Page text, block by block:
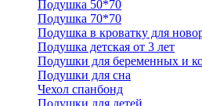
Подушка 50*70
Подушка 70*70
Подушка в кроватку для
Подушка детская от 3 лет
Подушки для беременных и
Подушки для сна
Чехол спанбонд
Подушки для детей